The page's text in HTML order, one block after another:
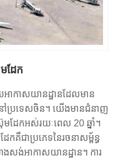
ឋានអាចប្រែប្រួលអាស្រ័យលើអគារ
ទោះយ៉ាងណាក៏ដោយ មានធាតុផ្សំ
ដំបូល ជាន់ និងផ្នែកផ្សេងៗនៃអគារ
ើការរចនាជាក់លាក់។
ន់បញ្ឈរនៃអគារ ឬរចនាសម្ព័ន្ធ។
ដើម្បីផ្តល់ការគាំទ្រ ឬពួកគេអាច
ងសាភ័ណភ្ព ឬស្ថាបត្យកម្ម។
ងាយធំ និងទ្រទ្រង់ទម្ងន់នៃដំបូល ឬ
កគេក៏ផ្តល់ជូននូវវិសាលភាព
ែងទំនេរបើកចំហនិង
ានយន្តហោះ។ ជារួមអគារ
ានផ្តល់អត្ថប្រយោជន៍ជា
ដែក
អាកាសយានដ្ឋានដែលមាន
ប្រទេសចិន។ យើងមានជំនាញ
ែកអស់រយៈពេល 20 ឆ្នាំ។
គឺជាប្រភេទនៃរចនាសម្ព័ន្ធ
ងសង់អាកាសយានដ្ឋាន។ ការ